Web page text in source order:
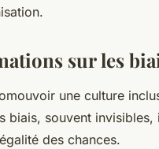
sur les
une culture
biais, souvent
des chances.